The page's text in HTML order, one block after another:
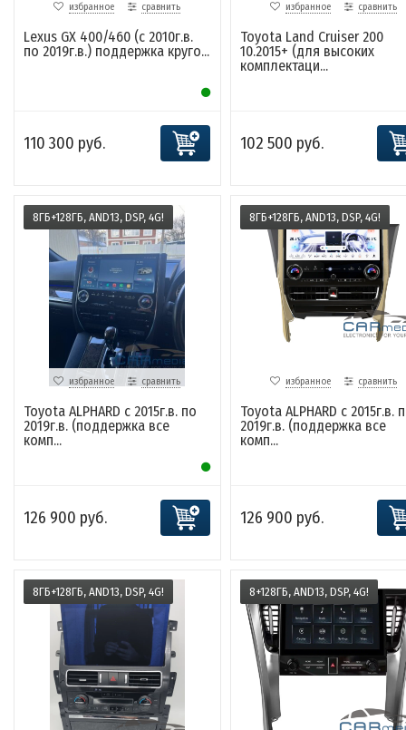
избранное сравнить
Lexus GX 400/460 (с 2010г.в.
по 2019г.в.) поддержка круго...
110 300 руб.
избранное сравнить
Toyota Land Cruiser 200
10.2015+ (для высоких
комплектаци...
102 500 руб.
8ГБ+128ГБ, AND13, DSP, 4G!
избранное сравнить
Toyota ALPHARD с 2015г.в. по
2019г.в. (поддержка все
комп...
126 900 руб.
8ГБ+128ГБ, AND13, DSP, 4G!
избранное сравнить
Toyota ALPHARD с 2015г.в.
2019г.в. (поддержка все
комп...
126 900 руб.
8ГБ+128ГБ, AND13, DSP, 4G! 8+128ГБ, AND13, DSP, 4G!